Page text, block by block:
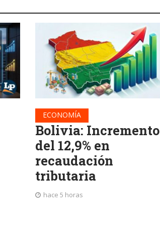
ECONOMÍA
Bolivia: Incremento
del 12,9% en
recaudación
tributaria
hace 5 horas